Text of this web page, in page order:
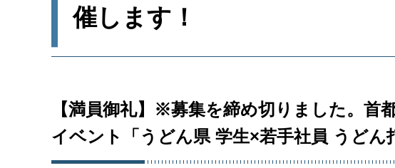
催します！
【満員御礼】※募集を締め切りました。首
イベント「うどん県 学生×若手社員 うどん